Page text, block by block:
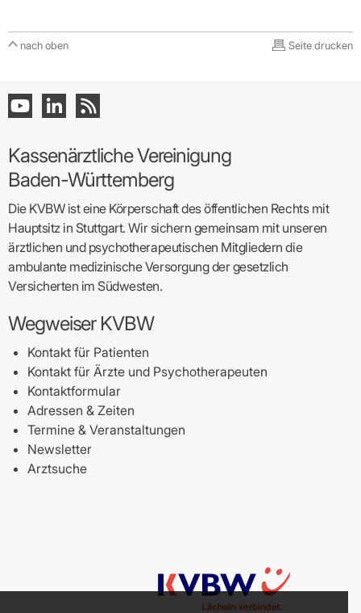
nach oben Seite drucken
Kassenärztliche Vereinigung
Baden-Württemberg
Die KVBW ist eine Körperschaft des öffentlichen Rechts mit
Hauptsitz in Stuttgart. Wir sichern gemeinsam mit unseren
ärztlichen und psychotherapeutischen Mitgliedern die
ambulante medizinische Versorgung der gesetzlich
Versicherten im Südwesten.
Wegweiser KVBW
Kontakt für Patienten
Kontakt für Ärzte und Psychotherapeuten
Kontaktformular
Adressen & Zeiten
Termine & Veranstaltungen
Newsletter
Arztsuche